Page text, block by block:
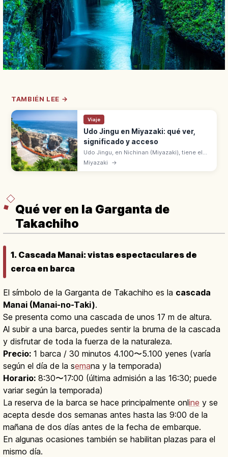
TAMBIÉN LEE →
Viaje
Udo Jingu en Miyazaki: qué ver,
significado y acceso
Udo Jingu, en Nichinan (Miyazaki), tiene el
pabellón principal dentro de una cueva
marina de 38 m. Acceso 'kudarimiya'
Miyazaki →
Qué ver en la Garganta de
Takachiho
1. Cascada Manai: vistas espectaculares de
cerca en barca
El símbolo de la Garganta de Takachiho es la cascada
Manai (Manai-no-Taki).
Se presenta como una cascada de unos 17 m de altura.
Al subir a una barca, puedes sentir la bruma de la cascada
y disfrutar de toda la fuerza de la naturaleza.
Precio: 1 barca / 30 minutos 4.100〜5.100 yenes (varía
según el día de la semana y la temporada)
Horario: 8:30〜17:00 (última admisión a las 16:30; puede
variar según la temporada)
La reserva de la barca se hace principalmente online y se
acepta desde dos semanas antes hasta las 9:00 de la
mañana de dos días antes de la fecha de embarque.
En algunas ocasiones también se habilitan plazas para el
mismo día.